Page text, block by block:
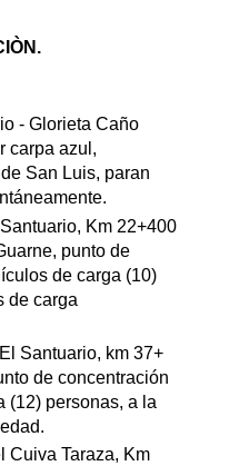
- Glorieta Caño
carpa azul,
San Luis, paran
Km 22+400
punto de
de carga (10)
de carga
Santuario, km 37+
de concentración
(12) personas, a la
Cuiva Taraza, Km